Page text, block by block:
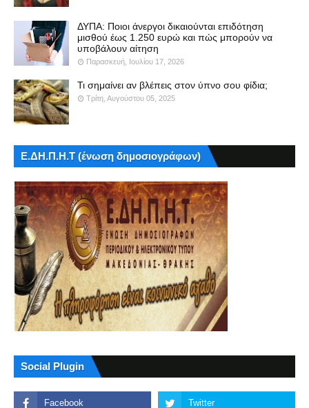
ΔΥΠΑ: Ποιοι άνεργοι δικαιούνται επιδότηση
μισθού έως 1.250 ευρώ και πώς μπορούν να
υποβάλουν αίτηση
Παρασκευή, Ιουλίου 17, 2026
Τι σημαίνει αν βλέπεις στον ύπνο σου φίδια;
Τρίτη, Αυγούστου 05, 2025
Ε.ΔΗ.Π.Η.Τ (ένωση δημοσιογράφων)
Social Plugin